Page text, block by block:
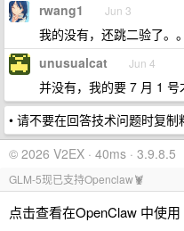
rwang1 Jun 3
我的没有，还跳二验了。
unusualcat Jun 4
并没有，我的要 7 月 1 号
• 请不要在回答技术问题时复
© 2026 V2EX · 40ms · 3.9.8.5
GLM-5现已支持Openclaw🦞
点击查看在OpenClaw 中使